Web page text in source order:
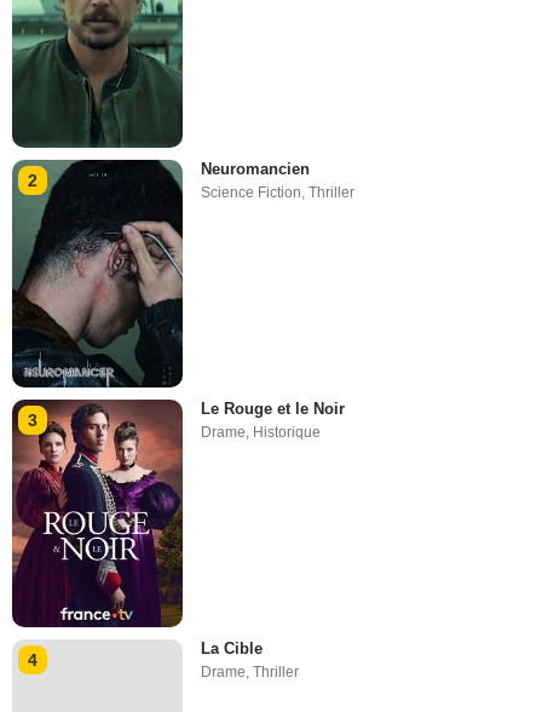
2
Neuromancien
Science Fiction,Thriller
3
Le Rouge et le Noir
Drame, Historique
4
La Cible
Drame,Thriller